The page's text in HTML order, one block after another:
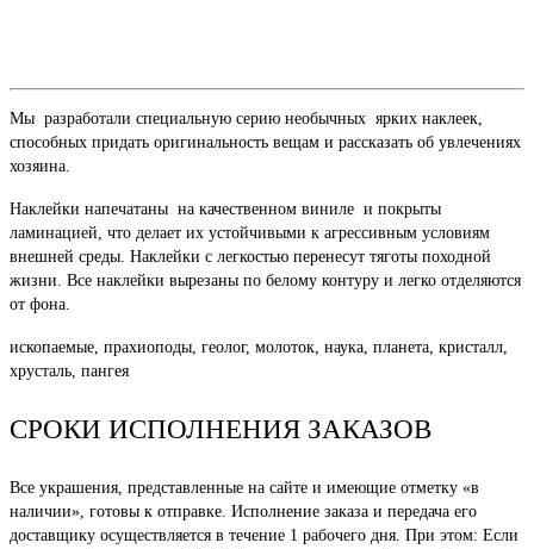
Мы разработали специальную серию необычных ярких наклеек,
способных придать оригинальность вещам и рассказать об увлечениях
хозяина.
Наклейки напечатаны на качественном виниле и покрыты
ламинацией, что делает их устойчивыми к агрессивным условиям
внешней среды. Наклейки с легкостью перенесут тяготы походной
жизни. Все наклейки вырезаны по белому контуру и легко отделяются
от фона.
ископаемые, прахиоподы, геолог, молоток, наука, планета, кристалл,
хрусталь, пангея
СРОКИ ИСПОЛНЕНИЯ ЗАКАЗОВ
Все украшения, представленные на сайте и имеющие отметку «в
наличии», готовы к отправке. Исполнение заказа и передача его
доставщику осуществляется в течение 1 рабочего дня. При этом: Если